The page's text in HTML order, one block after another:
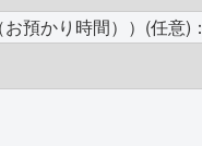
預かり時間））(任意)：